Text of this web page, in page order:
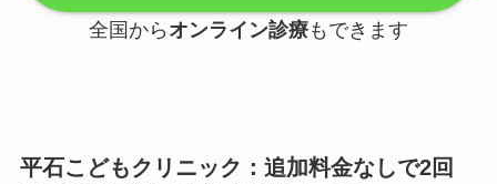
全国から オンライン診療もできます
平石こどもクリニック：追加料金なしで2回